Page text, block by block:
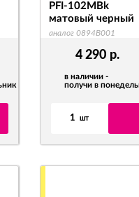
4 290 р.
в наличии -
получи в
1 шт
PFI-102MBk
матовый черный
аналог 0894B001